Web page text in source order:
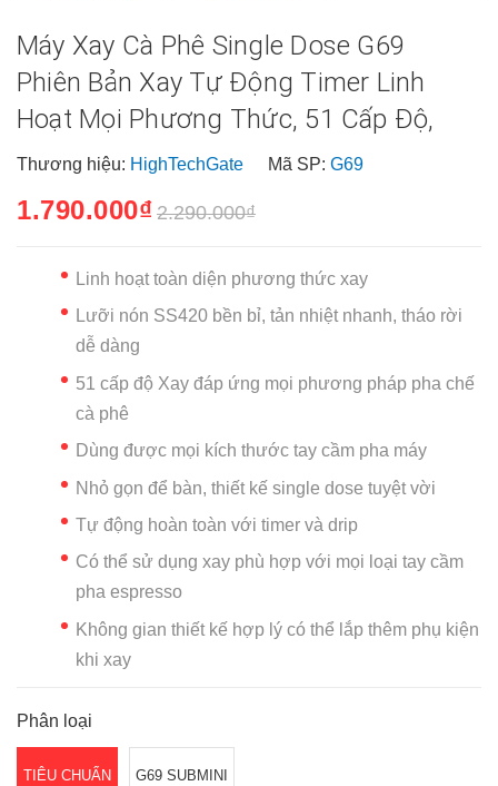
Máy Xay Cà Phê Single Dose G69
Phiên Bản Xay Tự Động Timer Linh
Hoạt Mọi Phương Thức, 51 Cấp Độ,
Thương hiệu: HighTechGate Mã SP: G69
1.790.000₫ 2.290.000₫
Linh hoạt toàn diện phương thức xay
Lưỡi nón SS420 bền bỉ, tản nhiệt nhanh, tháo rời
dễ dàng
51 cấp độ Xay đáp ứng mọi phương pháp pha chế
cà phê
Dùng được mọi kích thước tay cầm pha máy
Nhỏ gọn để bàn, thiết kế single dose tuyệt vời
Tự động hoàn toàn với timer và drip
Có thể sử dụng xay phù hợp với mọi loại tay cầm
pha espresso
Không gian thiết kế hợp lý có thể lắp thêm phụ kiện
khi xay
Phân loại
TIÊU CHUẨN G69 SUBMINI